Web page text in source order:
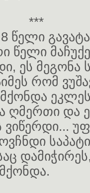
***
წელი
წელი
ეს მეგონა
რომ
ღმერთი და
ვიწერდი...